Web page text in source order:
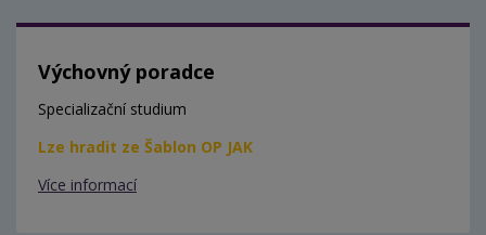
Výchovný poradce
Specializační studium
Lze hradit ze Šablon OP JAK
Více informací